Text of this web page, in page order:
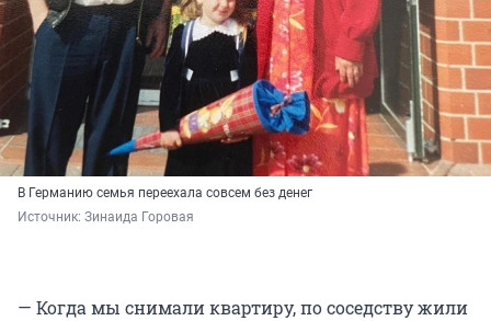
В Германию семья переехала совсем без денег
Источник: Зинаида Горовая
— Когда мы снимали квартиру, по соседству жили